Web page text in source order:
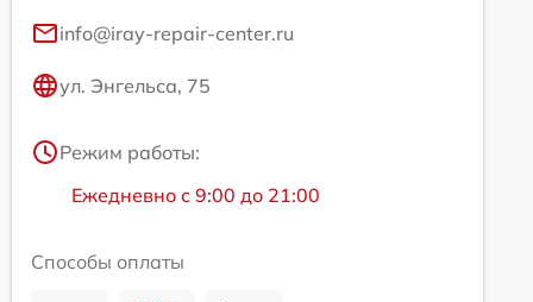
info@iray-repair-center.ru
ул. Энгельса, 75
Режим работы:
Ежедневно с 9:00 до 21:00
Способы оплаты